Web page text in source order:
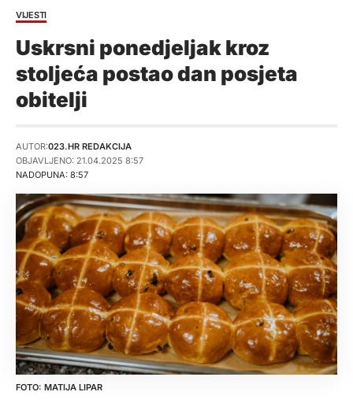
VIJESTI
Uskrsni ponedjeljak kroz
stoljeća postao dan posjeta
obitelji
NADOPUNA: 8:57
AUTOR:023.HR REDAKCIJA
OBJAVLJENO: 21.04.2025 8:57
MATIJA LIPAR